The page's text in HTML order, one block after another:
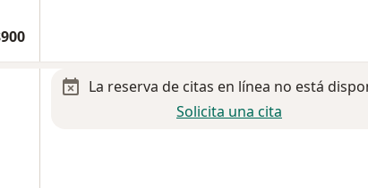
La reserva de citas en línea no está
Solicita una cita